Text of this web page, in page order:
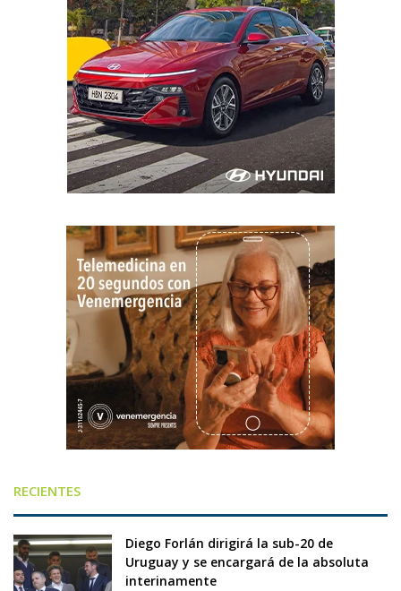
RECIENTES
Diego Forlán dirigirá la sub-20 de
Uruguay y se encargará de la absoluta
interinamente